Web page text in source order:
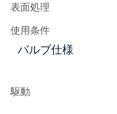
表面処理
使用条件
バルブ仕様
駆動